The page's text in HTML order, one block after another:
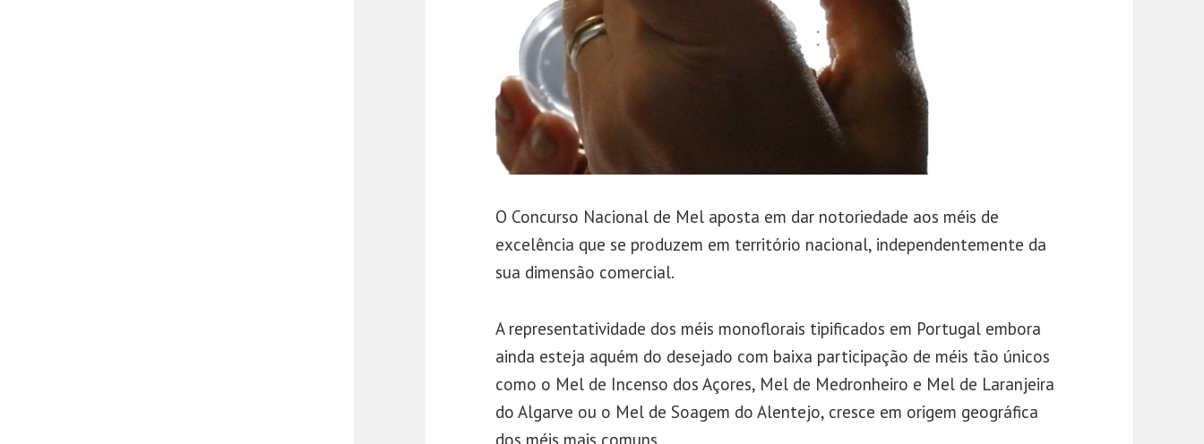
O Concurso Nacional de Mel aposta em dar notoriedade aos méis de
excelência que se produzem em território nacional, independentemente da
sua dimensão comercial.
A representatividade dos méis monoflorais tipificados em Portugal embora
ainda esteja aquém do desejado com baixa participação de méis tão únicos
como o Mel de Incenso dos Açores, Mel de Medronheiro e Mel de Laranjeira
do Algarve ou o Mel de Soagem do Alentejo, cresce em origem geográfica
dos méis mais comuns.